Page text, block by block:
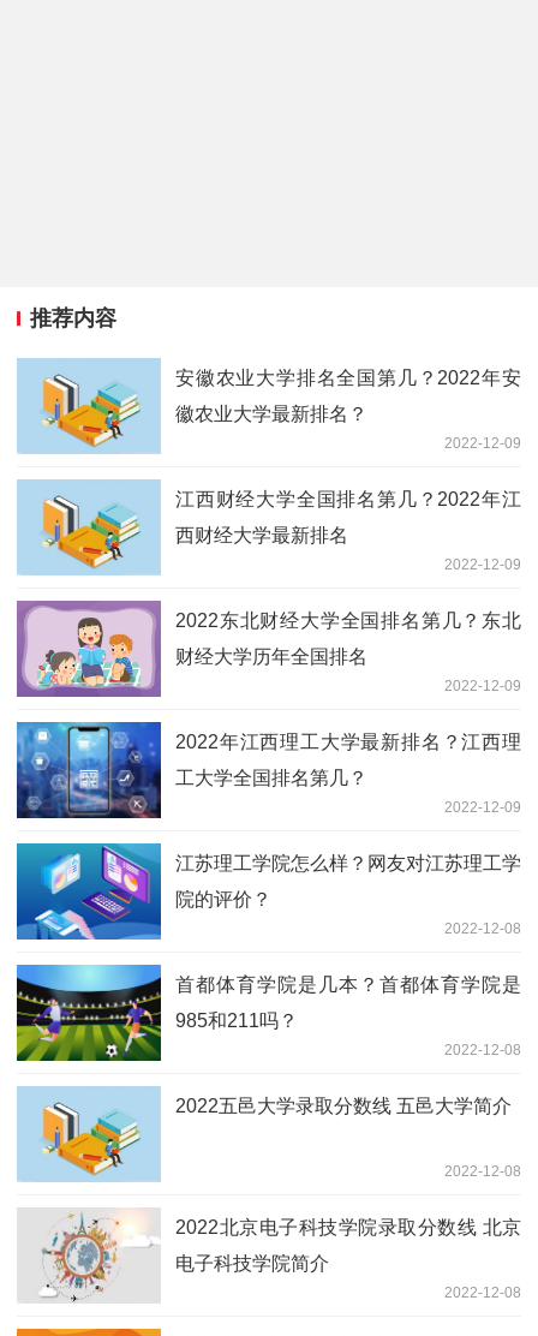
推荐内容
安徽农业大学排名全国第几？2022年安
徽农业大学最新排名？
2022-12-09
江西财经大学全国排名第几？2022年江
西财经大学最新排名
2022-12-09
2022东北财经大学全国排名第几？东北
财经大学历年全国排名
2022-12-09
2022年江西理工大学最新排名？江西理
工大学全国排名第几？
2022-12-09
江苏理工学院怎么样？网友对江苏理工学
院的评价？
2022-12-08
首都体育学院是几本？首都体育学院是
985和211吗？
2022-12-08
2022五邑大学录取分数线 五邑大学简介
2022-12-08
2022北京电子科技学院录取分数线 北京
电子科技学院简介
2022-12-08